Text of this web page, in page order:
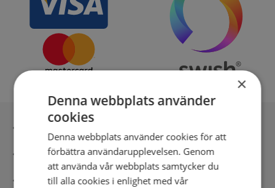
Säker betalning med stripe
Direkt digital leverans
×
Denna webbplats använder
cookies
Denna webbplats använder cookies för att
förbättra användarupplevelsen. Genom
att använda vår webbplats samtycker du
till alla cookies i enlighet med vår